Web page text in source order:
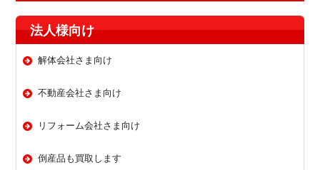
法人様向け
解体会社さま向け
不動産会社さま向け
リフォーム会社さま向け
倒産品も買取します